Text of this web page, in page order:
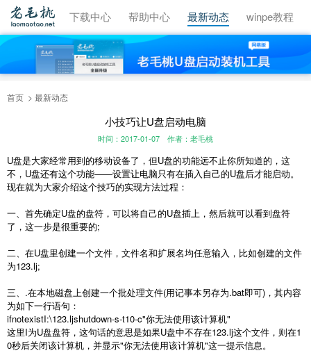
视频教程 下载中心 帮助中心 最新动态 winpe教程
首页 最新动态
小技巧让U盘启动电脑
时间：2017-01-07 作者：老毛桃
U盘是大家经常用到的移动设备了，但U盘的功能远不止你所知道的，这
不，U盘还有这个功能——设置让电脑只有在插入自己的U盘后才能启动。
现在就为大家介绍这个技巧的实现方法过程：
一、首先确定U盘的盘符，可以将自己的U盘插上，然后就可以看到盘符
了，这一步是很重要的;
二、在U盘里创建一个文件，文件名和扩展名均任意输入，比如创建的文件
为123.lj;
三、.在本地磁盘上创建一个批处理文件(用记事本另存为.bat即可)，其内容
为如下一行语句：
ifnotexistI:\123.ljshutdown-s-t10-c"你无法使用该计算机"
这里I为U盘盘符，这句话的意思是如果U盘中不存在123.lj这个文件，则在1
0秒后关闭该计算机，并显示"你无法使用该计算机"这一提示信息。